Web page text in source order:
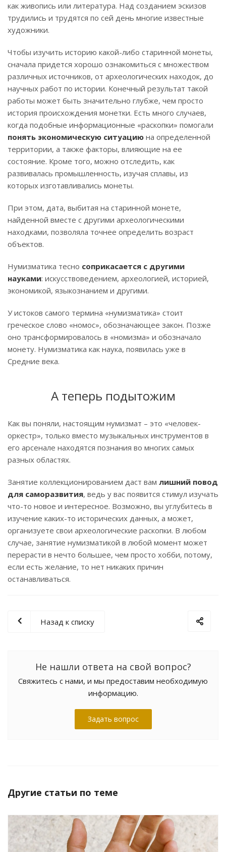
как живопись или литература. Над созданием эскизов
трудились и трудятся по сей день многие известные
художники.
Чтобы изучить историю какой-либо старинной монеты,
сначала придется хорошо ознакомиться с множеством
различных источников, от археологических находок, до
научных работ по истории. Конечный результат такой
работы может быть значительно глубже, чем просто
история происхождения монетки. Есть много случаев,
когда подобные информационные «раскопки» помогали
понять экономическую ситуацию на определенной
территории, а также факторы, влияющие на ее
состояние. Кроме того, можно отследить, как
развивалась промышленность, изучая сплавы, из
которых изготавливались монеты.
При этом, дата, выбитая на старинной монете,
найденной вместе с другими археологическими
находками, позволяла точнее определить возраст
объектов.
Нумизматика тесно соприкасается с другими
науками: искусствоведением, археологией, историей,
экономикой, языкознанием и другими.
У истоков самого термина «нумизматика» стоит
греческое слово «номос», обозначающее закон. Позже
оно трансформировалось в «номизма» и обозначало
монету. Нумизматика как наука, появилась уже в
Средние века.
А теперь подытожим
Как вы поняли, настоящим нумизмат – это «человек-
оркестр», только вместо музыкальных инструментов в
его арсенале находятся познания во многих самых
разных областях.
Занятие коллекционированием даст вам лишний повод
для саморазвития, ведь у вас появится стимул изучать
что-то новое и интересное. Возможно, вы углубитесь в
изучение каких-то исторических данных, а может,
организуете свои археологические раскопки. В любом
случае, занятие нумизматикой в любой момент может
перерасти в нечто большее, чем просто хобби, потому,
если есть желание, то нет никаких причин
останавливаться.
Назад к списку
Не нашли ответа на свой вопрос?
Свяжитесь с нами, и мы предоставим необходимую
информацию.
Задать вопрос
Другие статьи по теме